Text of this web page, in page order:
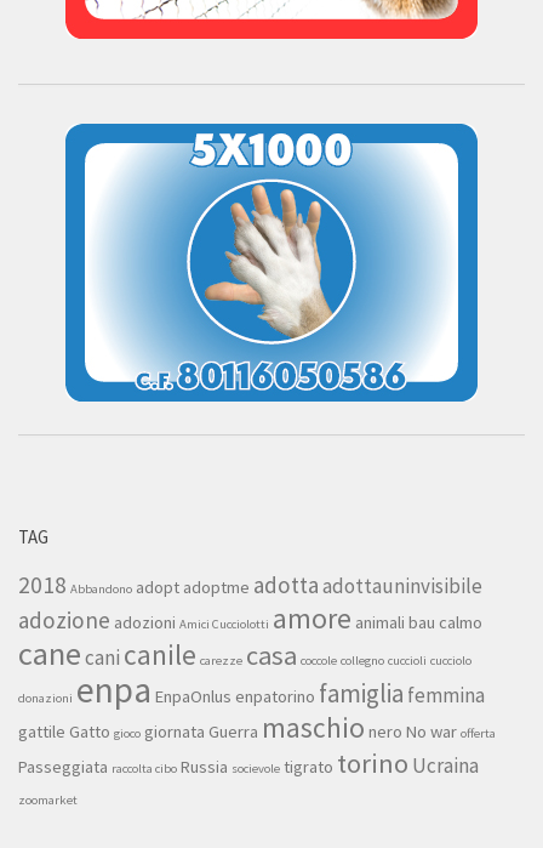
TAG
2018 Abbandono adopt adoptme adottaadottauninvisibile
adozione adozioni Amici Cucciolotti amore animali bau calmo
canecani canile carezze casa coccole collegno cuccioli cucciolo
donazioni enpa EnpaOnlus enpatorino famiglia femmina
gattile Gatto gioco giornata Guerra maschio nero No war offerta
Passeggiata raccolta cibo Russia socievole tigrato torino Ucraina
zoomarket